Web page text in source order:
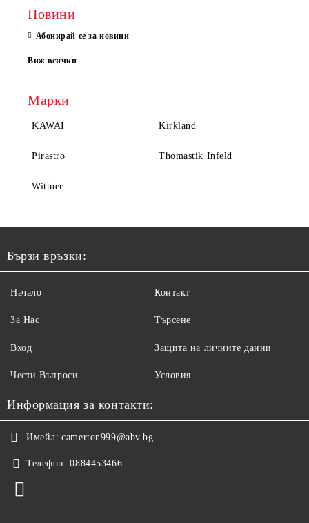
Новини
Абонирай се за новини
Виж всички
Марки
KAWAI Kirkland
Pirastro Thomastik Infeld
Wittner
Бързи връзки:
Начало
За Нас
Вход
Чести Въпроси
Контакт
Търсене
Защита на личните данни
Условия
Информация за контакти:
Имейл: camerton999@abv.bg
Телефон: 0884453466